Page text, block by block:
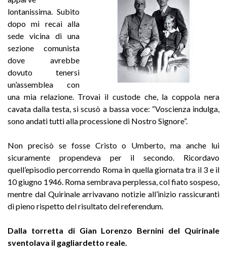
lontanissima. Subito
dopo mi recai alla
sede vicina di una
sezione comunista
dove avrebbe
dovuto tenersi
un’assemblea con
una mia relazione. Trovai il custode che, la coppola nera
cavata dalla testa, si scusò a bassa voce: “Voscienza indulga,
sono andati tutti alla processione di Nostro Signore”.
Non precisò se fosse Cristo o Umberto, ma anche lui
sicuramente propendeva per il secondo. Ricordavo
quell’episodio percorrendo Roma in quella giornata tra il 3 e il
10 giugno 1946. Roma sembrava perplessa, col fiato sospeso,
mentre dal Quirinale arrivavano notizie all’inizio rassicuranti
di pieno rispetto del risultato del referendum.
Dalla torretta di Gian Lorenzo Bernini del Quirinale
sventolava il gagliardetto reale.